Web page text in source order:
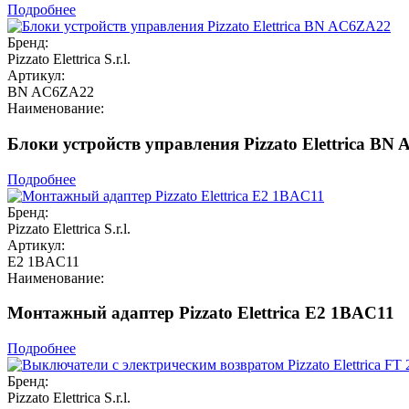
Подробнее
Бренд:
Pizzato Elettrica S.r.l.
Артикул:
BN AC6ZA22
Наименование:
Блоки устройств управления Pizzato Elettrica BN
Подробнее
Бренд:
Pizzato Elettrica S.r.l.
Артикул:
E2 1BAC11
Наименование:
Монтажный адаптер Pizzato Elettrica E2 1BAC11
Подробнее
Бренд:
Pizzato Elettrica S.r.l.